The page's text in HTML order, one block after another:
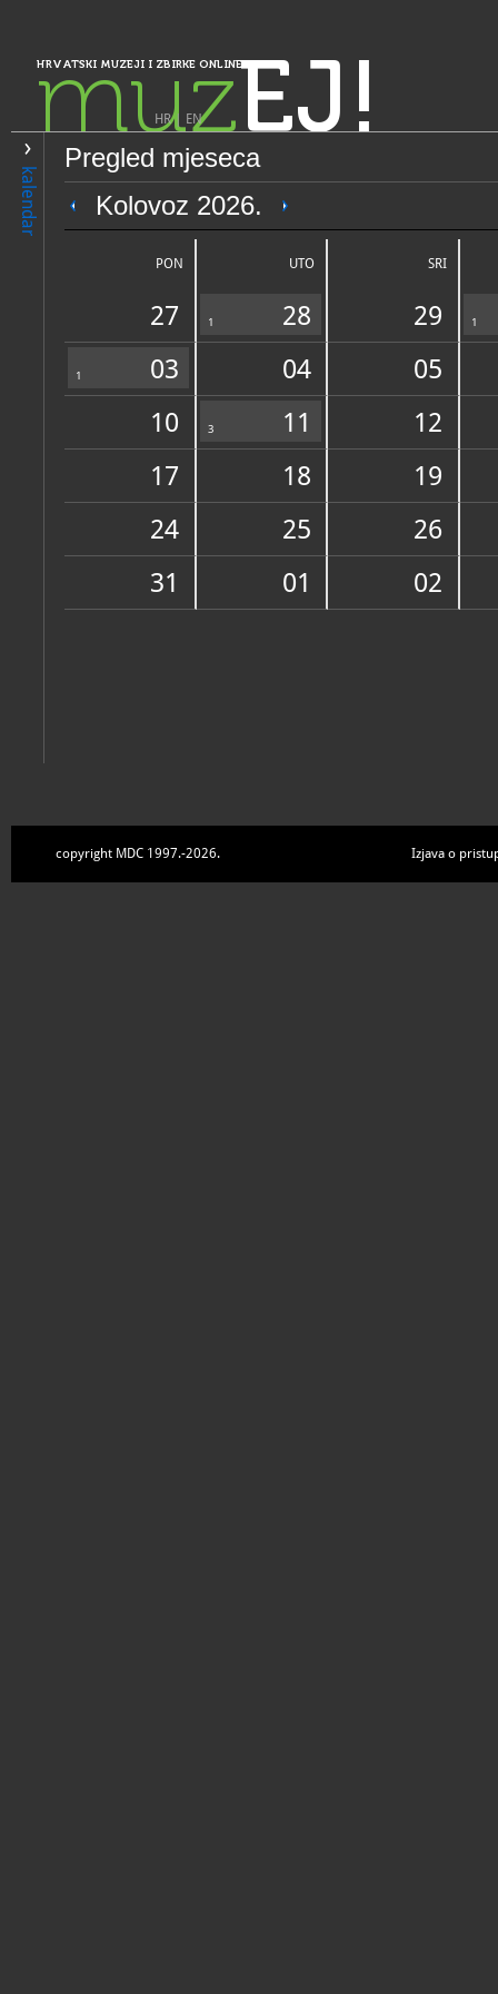
HRVATSKI MUZEJI I ZBIRKE ONLINE
muzEJ!
HR| EN
kalendar
Pregled mjeseca
Kolovoz 2026.
PON UTO SRI
27 1 28 29 1
1 03 04
05
10
3 11
12
17
18
19
24
25
26
31
01 02
PRETRAŽIVANJE
Istra, Kvarner, Gorski kotar i Lika
Povijesni i pomorski muzej
storico e navale dell'' Istria
OPĆI PODACI
Zbirke
copyright MDC 1997.-2026. Izjava o